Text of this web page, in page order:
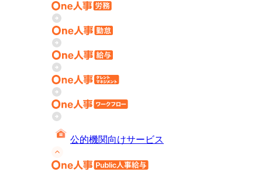
公的機関向けサービス